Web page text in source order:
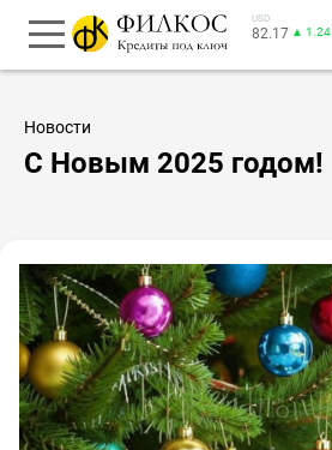
USD
82.17 ▲ 1.24
Новости
С Новым 2025 годом!